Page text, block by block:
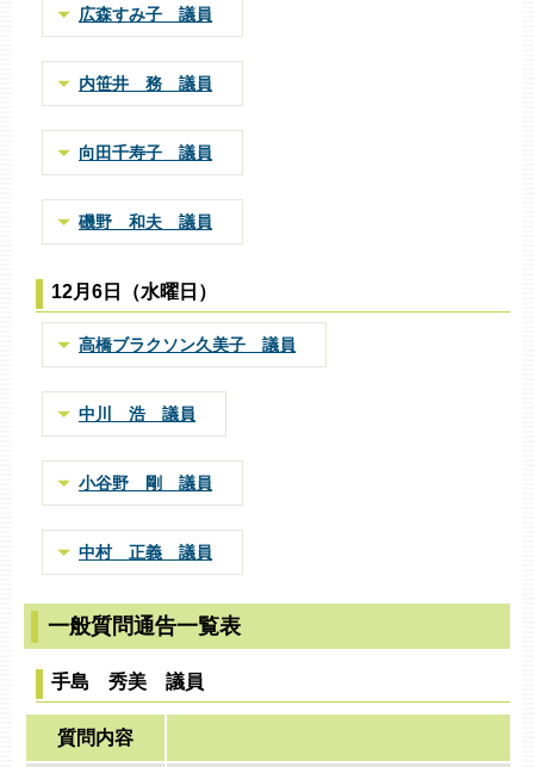
広森すみ子 議員
内笹井 務 議員
向田千寿子 議員
磯野 和夫 議員
12月6日（水曜日）
高橋ブラクソン久美子 議員
中川 浩 議員
小谷野 剛 議員
中村 正義 議員
一般質問通告一覧表
手島 秀美 議員
質問内容